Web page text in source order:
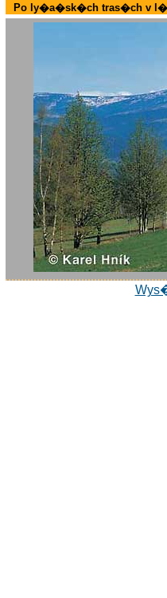
Po ly�a�sk�ch tras�ch v